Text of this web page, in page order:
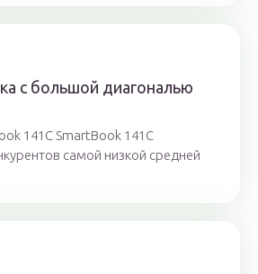
с большой диагональю
141C SmartBook 141C
самой низкой средней